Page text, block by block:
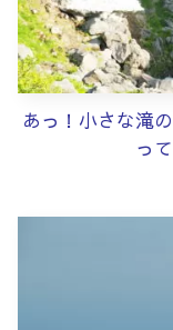
あっ！小さな滝
っ